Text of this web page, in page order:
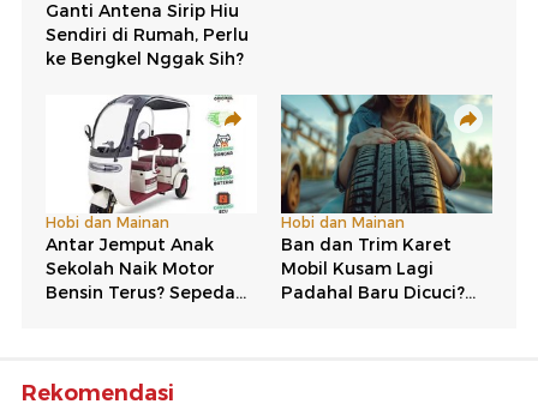
Rekomendasi